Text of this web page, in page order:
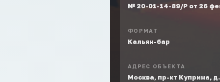
№ 20-01-14-89/Р от 26
ФОРМАТ
Кальян-бар
АДРЕС ОБЪЕКТА
Москва, пр-кт Куприна,